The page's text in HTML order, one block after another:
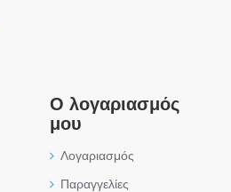
Ο λογαριασμός
μου
Λογαριασμός
Παραγγελίες